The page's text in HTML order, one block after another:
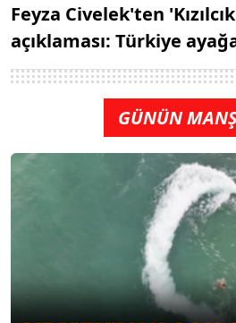
Feyza Civelek'ten
açıklaması: Türkiye
GÜNÜN